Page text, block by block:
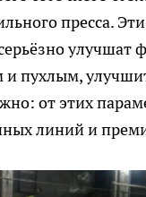
пресса.
и пухлым,
от этих
линий и